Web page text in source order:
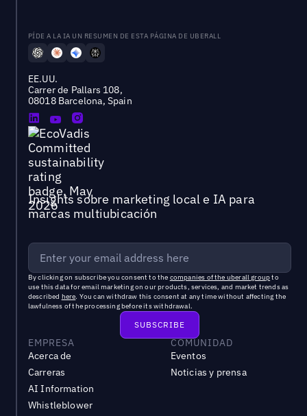
PÍDE A LA IA UN RESUMEN DE ESTA PÁGINA DE UBERALL
EE.UU.
Carrer de Pallars 108,
08018 Barcelona, Spain
Insights sobre marketing local e IA para
marcas multiubicación
By clicking on subscribe you consent to the companies of the uberall groupto
use this data for email marketing on our products, services, and market trends as
described here. You can withdraw this consent at any time without affecting the
lawfulness of the processing before its withdrawal.
EMPRESA
Acerca de
Carreras
AI Information
Whistleblower
COMUNIDAD
Eventos
Noticias y prensa